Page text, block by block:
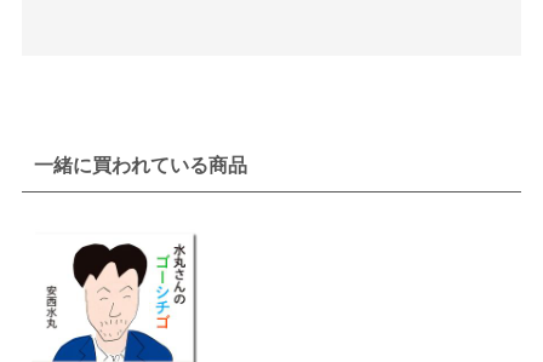
一緒に買われている商品